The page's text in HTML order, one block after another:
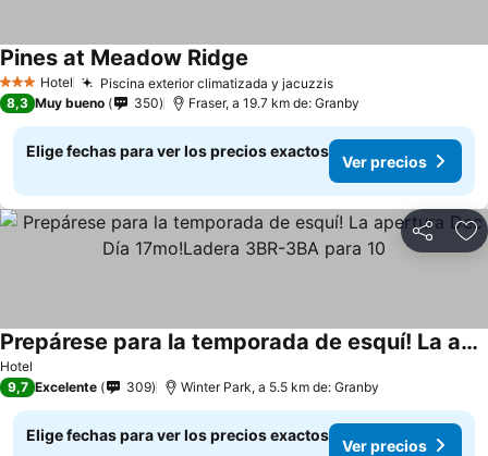
3 Estrellas
Hotel Piscina exterior climatizada y jacuzzis
Pines at Meadow Ridge
8,3 Muy bueno 350 Fraser, a 19.7 km de: Granby
Elige fechas para ver los precios exactos
Ver precios
Compartir
Hotel
Prepárese para la temporada de esquí! La apertura Dec Día 17mo!Ladera 3BR-3BA para 10
9,7 Excelente 309 Winter Park, a 5.5 km de: Granby
Elige fechas para ver los precios exactos
Ver precios